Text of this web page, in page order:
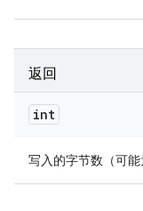
返回
int
写入的字节数（可能